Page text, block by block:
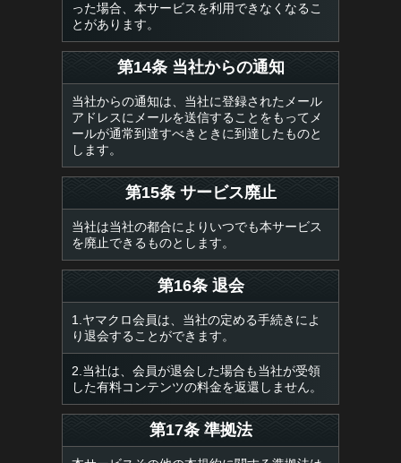
った場合、本サービスを利用できなくなるこ
とがあります。
第14条 当社からの通知
当社からの通知は、当社に登録されたメール
アドレスにメールを送信することをもってメ
ールが通常到達すべきときに到達したものと
します。
第15条 サービス廃止
当社は当社の都合によりいつでも本サービス
を廃止できるものとします。
第16条 退会
1.ヤマクロ会員は、当社の定める手続きによ
り退会することができます。
2.当社は、会員が退会した場合も当社が受領
した有料コンテンツの料金を返還しません。
第17条 準拠法